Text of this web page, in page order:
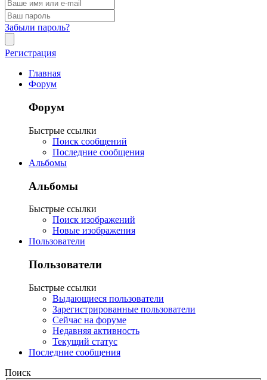
Забыли пароль?
Регистрация
Главная
Форум
Форум
Быстрые ссылки
Поиск сообщений
Последние сообщения
Альбомы
Альбомы
Быстрые ссылки
Поиск изображений
Новые изображения
Пользователи
Пользователи
Быстрые ссылки
Выдающиеся пользователи
Зарегистрированные пользователи
Сейчас на форуме
Недавняя активность
Текущий статус
Последние сообщения
Поиск